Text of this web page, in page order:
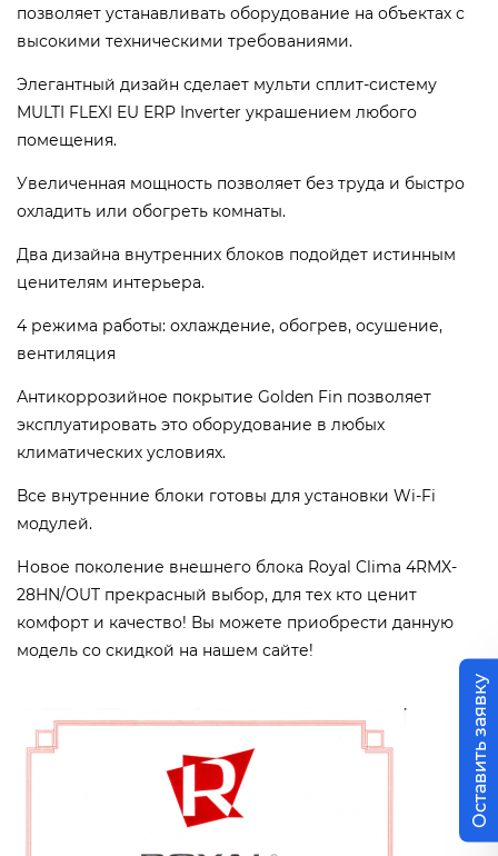
позволяет устанавливать оборудование на объектах с
высокими техническими требованиями.
Элегантный дизайн сделает мульти сплит-систему
MULTI FLEXI EU ERP Inverter украшением любого
помещения.
Увеличенная мощность позволяет без труда и быстро
охладить или обогреть комнаты.
Два дизайна внутренних блоков подойдет истинным
ценителям интерьера.
4 режима работы: охлаждение, обогрев, осушение,
вентиляция
Антикоррозийное покрытие Golden Fin позволяет
эксплуатировать это оборудование в любых
климатических условиях.
Все внутренние блоки готовы для установки Wi-Fi
модулей.
Новое поколение внешнего блока Royal Clima 4RMX-
28HN/OUT прекрасный выбор, для тех кто ценит
комфорт и качество! Вы можете приобрести данную
модель со скидкой на нашем сайте!
Оставить заявку